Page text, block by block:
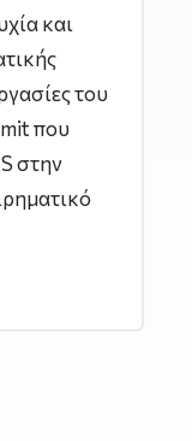
και
του
που
στην